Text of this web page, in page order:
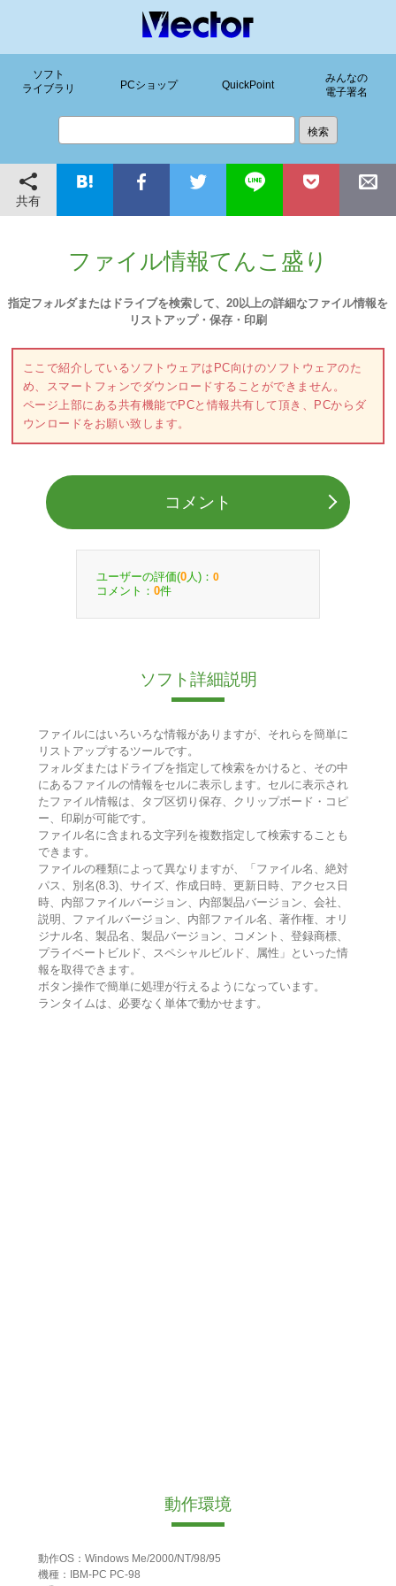
ソフト
ライブラリ
PCショップ QuickPoint
みんなの
電子署名
共有
ファイル情報てんこ盛り
指定フォルダまたはドライブを検索して、20以上の詳細なファイル情報を
リストアップ・保存・印刷
ここで紹介しているソフトウェアはPC向けのソフトウェアのた
め、スマートフォンでダウンロードすることができません。
ページ上部にある共有機能でPCと情報共有して頂き、PCからダ
ウンロードをお願い致します。
コメント
ユーザーの評価(0 人)： 0
コメント： 0件
ソフト詳細説明
ファイルにはいろいろな情報がありますが、それらを簡単に
リストアップするツールです。
フォルダまたはドライブを指定して検索をかけると、その中
にあるファイルの情報をセルに表示します。セルに表示され
たファイル情報は、タブ区切り保存、クリップボード・コピ
ー、印刷が可能です。
ファイル名に含まれる文字列を複数指定して検索することも
できます。
ファイルの種類によって異なりますが、「ファイル名、絶対
パス、別名(8.3)、サイズ、作成日時、更新日時、アクセス日
時、内部ファイルバージョン、内部製品バージョン、会社、
説明、ファイルバージョン、内部ファイル名、著作権、オリ
ジナル名、製品名、製品バージョン、コメント、登録商標、
プライベートビルド、スペシャルビルド、属性」といった情
報を取得できます。
ボタン操作で簡単に処理が行えるようになっています。
ランタイムは、必要なく単体で動かせます。
動作環境
動作OS：Windows Me/2000/NT/98/95
機種：IBM-PC PC-98